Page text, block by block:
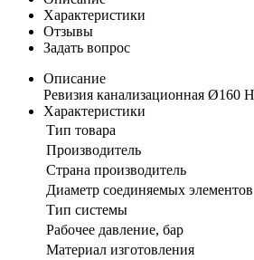
Характеристики
Отзывы
Задать вопрос
Описание
Ревизия канализационная Ø160
Характеристики
Тип товара
Производитель
Страна производитель
Диаметр соединяемых элементов
Тип системы
Рабочее давление, бар
Материал изготовления